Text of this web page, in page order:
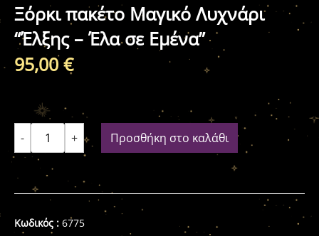
Ξόρκι πακέτο Μαγικό Λυχνάρι
“Έλξης – Έλα σε Εμένα”
95,00€
- + Προσθήκη στο καλάθι
Κωδικός : 6775